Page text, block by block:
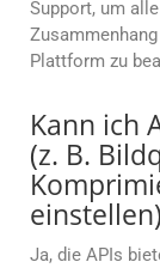
Support, um
Plattform zu
Kann ich
(z. B.
Ja, die APIs